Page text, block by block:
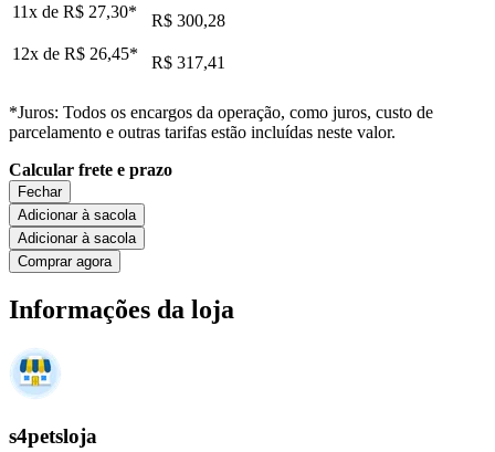
11x de R$ 27,30*
R$ 300,28
12x de R$ 26,45* R$ 317,41
*Juros: Todos os encargos da operação, como juros, custo de
parcelamento e outras tarifas estão incluídas neste valor.
Calcular frete e prazo
Fechar
Adicionar à sacola
Adicionar à sacola
Comprar agora
Informações da loja
s4petsloja